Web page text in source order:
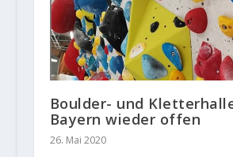
Boulder- und
Bayern wieder offen
26. Mai 2020